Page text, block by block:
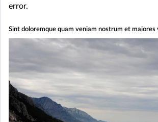
error.
Sint doloremque quam veniam nostrum et maiores